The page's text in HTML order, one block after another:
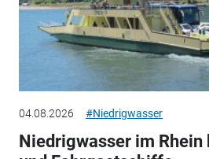
04.08.2026 #Niedrigwasser
Niedrigwasser im Rhein